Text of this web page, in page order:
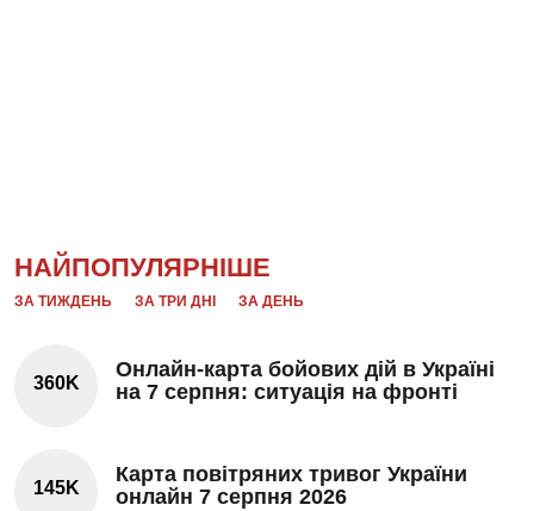
НАЙПОПУЛЯРНІШЕ
ЗА ТИЖДЕНЬ ЗА ТРИ ДНІ ЗА ДЕНЬ
360K
Онлайн-карта бойових дій в Україні
на 7 серпня: ситуація на фронті
145K
Карта повітряних тривог України
онлайн 7 серпня 2026